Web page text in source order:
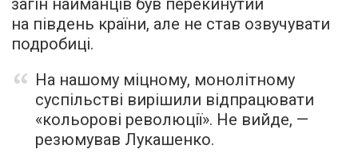
загін найманців був перекинутий
на південь країни, але не став озвучувати
подробиці.
На нашому міцному, монолітному
суспільстві вирішили відпрацювати
«кольорові революції». Не вийде, —
резюмував Лукашенко.